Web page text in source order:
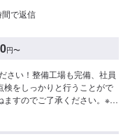
で返信
円〜
さい！整備工場も完備、社員
をしっかりと行うことがで
すのでご了承ください。※本